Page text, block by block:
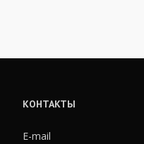
КОНТАКТЫ
E-mail